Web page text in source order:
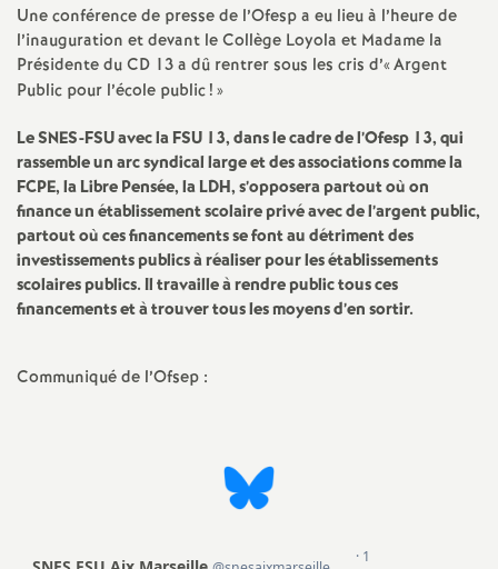
Une conférence de presse de l’Ofesp a eu lieu à l’heure de
l’inauguration et devant le Collège Loyola et Madame la
Présidente du CD 13 a dû rentrer sous les cris d’«Argent
Public pour l’école public!»
Le SNES-FSU avec la FSU 13, dans le cadre de l’Ofesp 13, qui
rassemble un arc syndical large et des associations comme la
FCPE, la Libre Pensée, la LDH, s’opposera partout où on
finance un établissement scolaire privé avec de l’argent public,
partout où ces financements se font au détriment des
investissements publics à réaliser pour les établissements
scolaires publics. Il travaille à rendre public tous ces
financements et à trouver tous les moyens d’en sortir.
Communiqué de l’Ofsep :